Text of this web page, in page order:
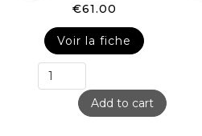
€61.00
Voir la fiche
Add to cart